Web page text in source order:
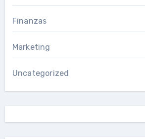
Finanzas
Marketing
Uncategorized